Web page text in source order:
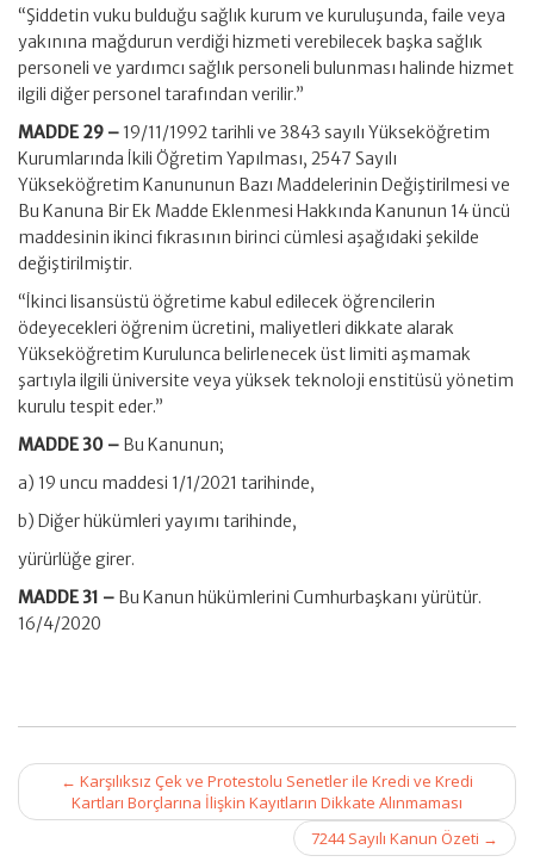
“Şiddetin vuku bulduğu sağlık kurum ve kuruluşunda, faile veya
yakınına mağdurun verdiği hizmeti verebilecek başka sağlık
personeli ve yardımcı sağlık personeli bulunması halinde hizmet
ilgili diğer personel tarafından verilir.”
MADDE 29 – 19/11/1992 tarihli ve 3843 sayılı Yükseköğretim
Kurumlarında İkili Öğretim Yapılması, 2547 Sayılı
Yükseköğretim Kanununun Bazı Maddelerinin Değiştirilmesi ve
Bu Kanuna Bir Ek Madde Eklenmesi Hakkında Kanunun 14 üncü
maddesinin ikinci fıkrasının birinci cümlesi aşağıdaki şekilde
değiştirilmiştir.
“İkinci lisansüstü öğretime kabul edilecek öğrencilerin
ödeyecekleri öğrenim ücretini, maliyetleri dikkate alarak
Yükseköğretim Kurulunca belirlenecek üst limiti aşmamak
şartıyla ilgili üniversite veya yüksek teknoloji enstitüsü yönetim
kurulu tespit eder.”
MADDE 30 – Bu Kanunun;
a) 19 uncu maddesi 1/1/2021 tarihinde,
b) Diğer hükümleri yayımı tarihinde,
yürürlüğe girer.
MADDE 31 – Bu Kanun hükümlerini Cumhurbaşkanı yürütür.
16/4/2020
Post
navigation
← Karşılıksız Çek ve Protestolu Senetler ile Kredi ve Kredi
Kartları Borçlarına İlişkin Kayıtların Dikkate Alınmaması
7244 Sayılı Kanun Özeti →